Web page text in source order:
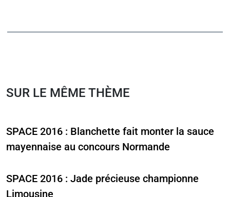
SUR LE MÊME THÈME
SPACE 2016 : Blanchette fait monter la sauce
mayennaise au concours Normande
SPACE 2016 : Jade précieuse championne
Limousine